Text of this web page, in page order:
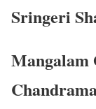
Sringeri